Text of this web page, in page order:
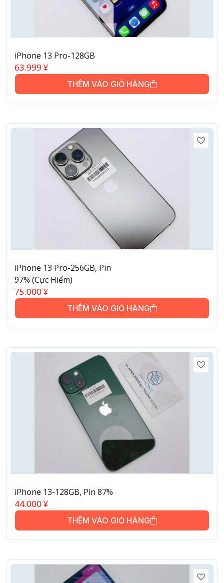
iPhone 13 Pro-128GB
63.999 ¥
THÊM VÀO GIỎ HÀNG
iPhone 13 Pro-256GB, Pin
97% (Cực Hiếm)
75.000 ¥
THÊM VÀO GIỎ HÀNG
iPhone 13-128GB, Pin 87%
44.000 ¥
THÊM VÀO GIỎ HÀNG